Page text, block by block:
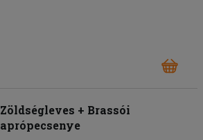
Zöldségleves + Brassói
aprópecsenye